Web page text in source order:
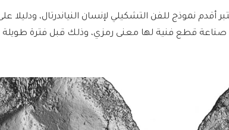
51 ألف سنة، ما يعتبر أقدم نموذج للفن التشكيلي لإنسان النياندرتال،
على صناعة قطع فنية لها معنى رمزي، وذلك قبل فترة